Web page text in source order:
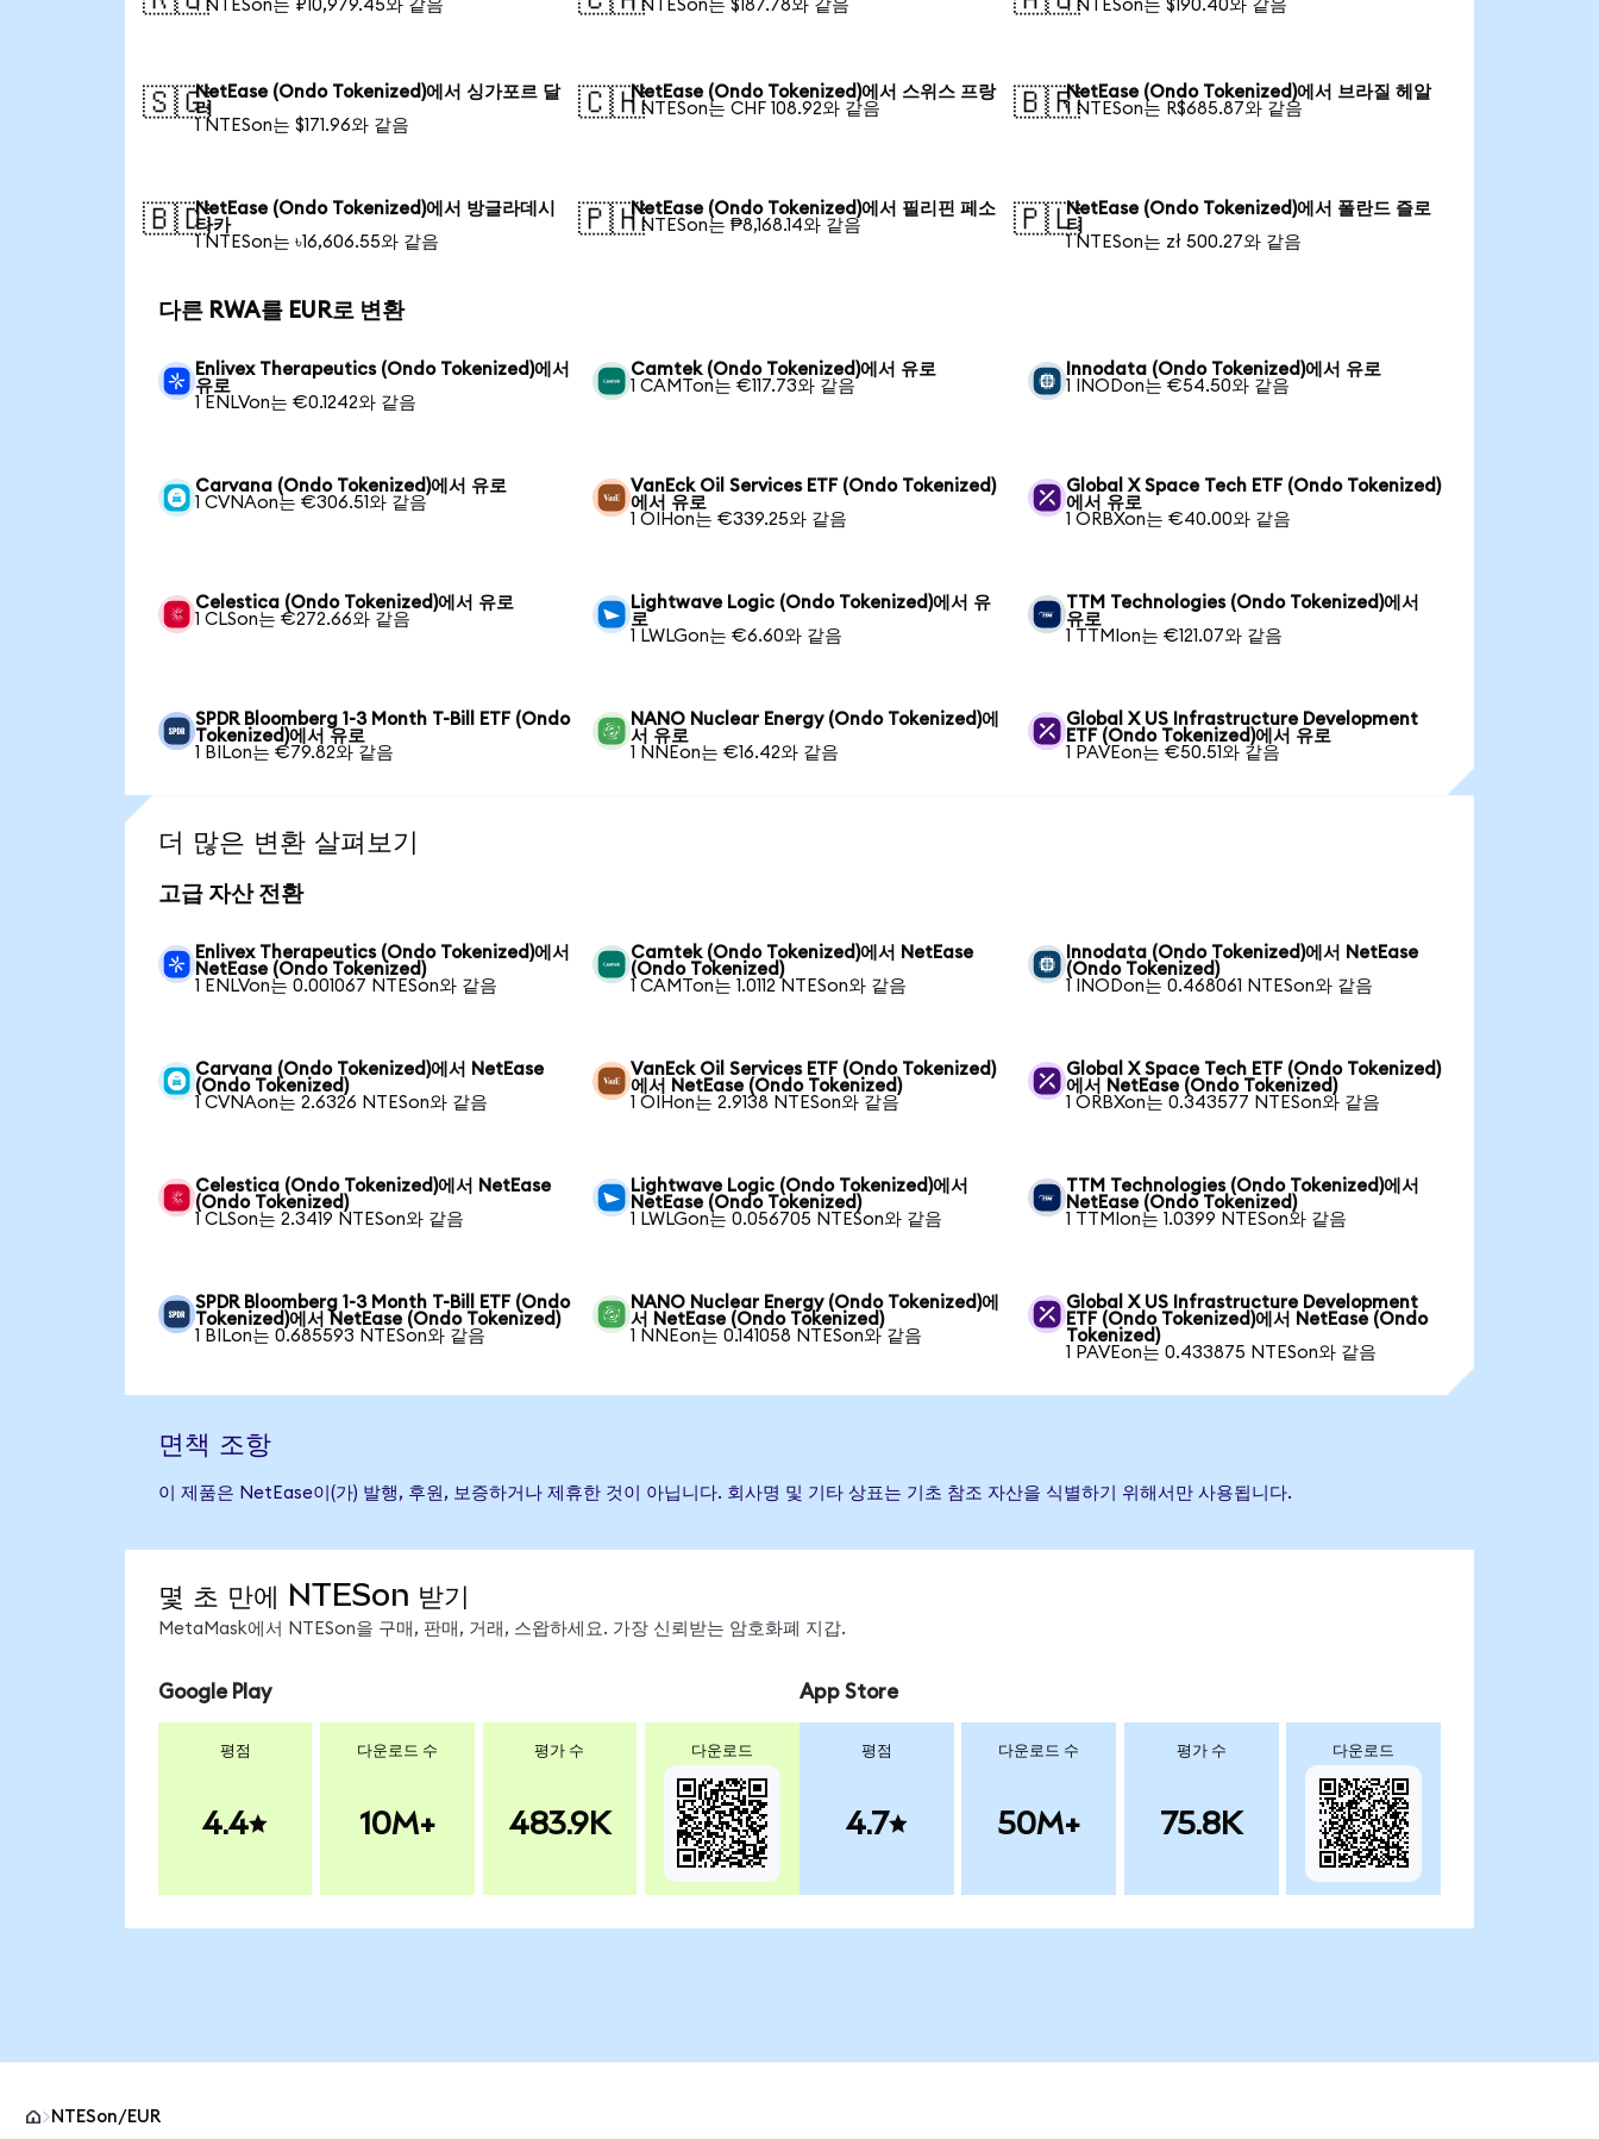
1 NTESon는 ₽10,979.45와 같음
1 NTESon는 $187.78와 같음
1 NTESon는 $190.40와 같음
🇸🇬NetEase (Ondo Tokenized)에서 싱가포르 달
러
1 NTESon는 $171.96와 같음
🇨🇭NetEase (Ondo Tokenized)에서 스위스 프랑
1 NTESon는 CHF 108.92와 같음
🇧🇷NetEase (Ondo Tokenized)에서 브라질 헤알
1 NTESon는 R$685.87와 같음
🇧🇩NetEase (Ondo Tokenized)에서 방글라데시
타카
1 NTESon는 ৳16,606.55와 같음
🇵🇭NetEase (Ondo Tokenized)에서 필리핀 페소
1 NTESon는 ₱8,168.14와 같음
🇵🇱NetEase (Ondo Tokenized)에서 폴란드 즐로
티
1 NTESon는 zł 500.27와 같음
다른 RWA를 EUR로 변환
Enlivex Therapeutics (Ondo Tokenized)에서
유로
1 ENLVon는 €0.1242와 같음
Camtek (Ondo Tokenized)에서 유로
1 CAMTon는 €117.73와 같음
Innodata (Ondo Tokenized)에서 유로
1 INODon는 €54.50와 같음
Carvana (Ondo Tokenized)에서 유로
1 CVNAon는 €306.51와 같음
VanEck Oil Services ETF (Ondo Tokenized)
에서 유로
1 OIHon는 €339.25와 같음
Global X Space Tech ETF (Ondo Tokenized)
에서 유로
1 ORBXon는 €40.00와 같음
Celestica (Ondo Tokenized)에서 유로
1 CLSon는 €272.66와 같음
Lightwave Logic (Ondo Tokenized)에서 유
로
1 LWLGon는 €6.60와 같음
TTM Technologies (Ondo Tokenized)에서
유로
1 TTMIon는 €121.07와 같음
SPDR Bloomberg 1-3 Month T-Bill ETF (Ondo
Tokenized)에서 유로
1 BILon는 €79.82와 같음
NANO Nuclear Energy (Ondo Tokenized)에
서 유로
1 NNEon는 €16.42와 같음
Global X US Infrastructure Development
ETF (Ondo Tokenized)에서 유로
1 PAVEon는 €50.51와 같음
더 많은 변환 살펴보기
고급 자산 전환
Enlivex Therapeutics (Ondo Tokenized)에서
NetEase (Ondo Tokenized)
1 ENLVon는 0.001067 NTESon와 같음
Camtek (Ondo Tokenized)에서 NetEase
(Ondo Tokenized)
1 CAMTon는 1.0112 NTESon와 같음
Innodata (Ondo Tokenized)에서 NetEase
(Ondo Tokenized)
1 INODon는 0.468061 NTESon와 같음
Carvana (Ondo Tokenized)에서 NetEase
(Ondo Tokenized)
1 CVNAon는 2.6326 NTESon와 같음
VanEck Oil Services ETF (Ondo Tokenized)
에서 NetEase (Ondo Tokenized)
1 OIHon는 2.9138 NTESon와 같음
Global X Space Tech ETF (Ondo Tokenized)
에서 NetEase (Ondo Tokenized)
1 ORBXon는 0.343577 NTESon와 같음
Celestica (Ondo Tokenized)에서 NetEase
(Ondo Tokenized)
1 CLSon는 2.3419 NTESon와 같음
Lightwave Logic (Ondo Tokenized)에서
NetEase (Ondo Tokenized)
1 LWLGon는 0.056705 NTESon와 같음
TTM Technologies (Ondo Tokenized)에서
NetEase (Ondo Tokenized)
1 TTMIon는 1.0399 NTESon와 같음
SPDR Bloomberg 1-3 Month T-Bill ETF (Ondo
Tokenized)에서 NetEase (Ondo Tokenized)
1 BILon는 0.685593 NTESon와 같음
NANO Nuclear Energy (Ondo Tokenized)에
서 NetEase (Ondo Tokenized)
1 NNEon는 0.141058 NTESon와 같음
Global X US Infrastructure Development
ETF (Ondo Tokenized)에서 NetEase (Ondo
Tokenized)
1 PAVEon는 0.433875 NTESon와 같음
면책 조항
이 제품은 NetEase이(가) 발행, 후원, 보증하거나 제휴한 것이 아닙니다. 회사명 및 기타 상표는 기초 참조 자산을 식별하기 위해서만 사용됩니다.
몇 초 만에 NTESon 받기
MetaMask에서 NTESon을 구매, 판매, 거래, 스왑하세요. 가장 신뢰받는 암호화폐 지갑.
Google Play
평점
4.4
다운로드 수
10M+
평가 수
483.9K
다운로드
App Store
평점
4.7
다운로드 수
50M+
평가 수
75.8K
다운로드
NTESon/EUR